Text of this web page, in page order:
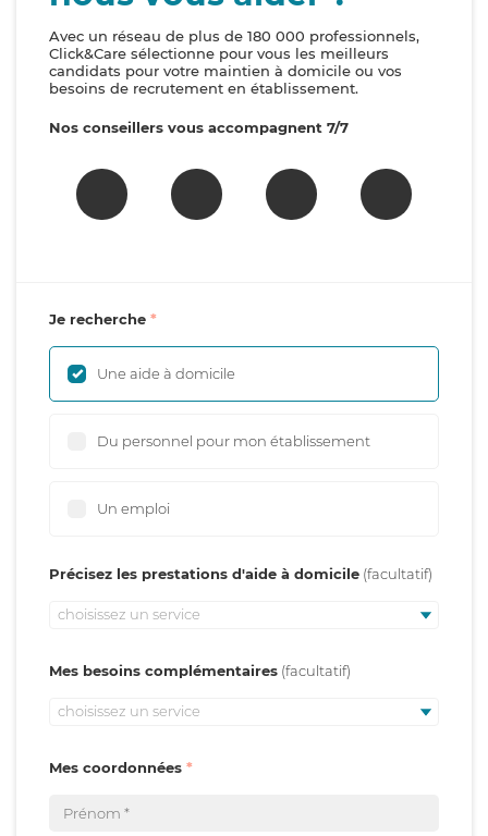
Avec un réseau de plus de 180 000 professionnels,
Click&Care sélectionne pour vous les meilleurs
candidats pour votre maintien à domicile ou vos
besoins de recrutement en établissement.
Nos conseillers vous accompagnent 7/7
Je recherche
Une aide à domicile
Du personnel pour mon établissement
Un emploi
Précisez les prestations d'aide à domicile
choisissez un service
Mes besoins complémentaires
choisissez un service
Mes coordonnées